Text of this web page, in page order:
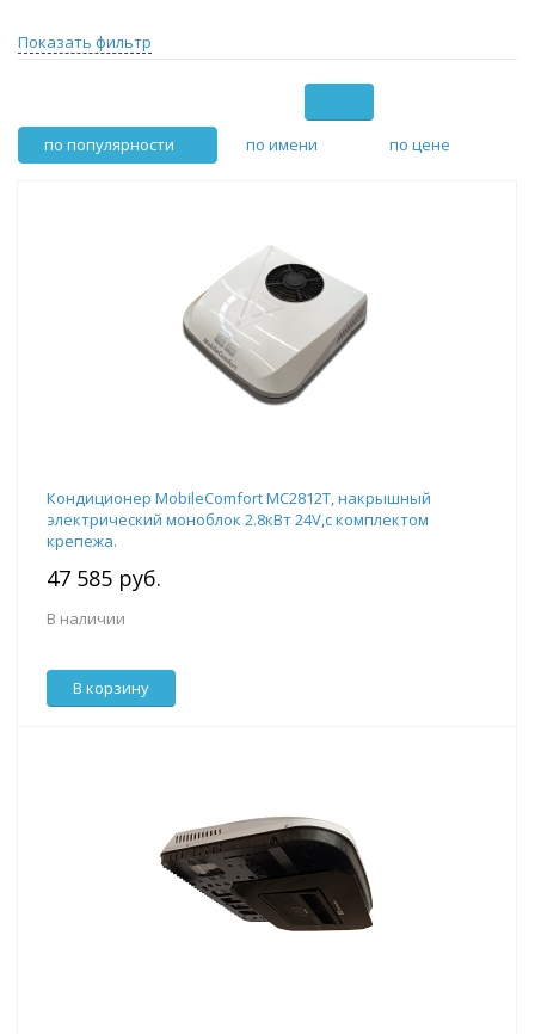
Показать фильтр
по популярности по имени по цене
Кондиционер MobileComfort MC2812T, накрышный
электрический моноблок 2.8кВт 24V,с комплектом
крепежа.
47 585 руб.
В наличии
В корзину